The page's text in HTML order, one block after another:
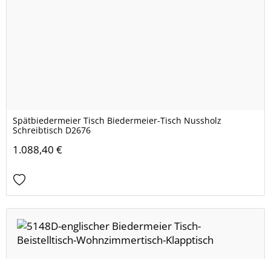
Spätbiedermeier Tisch Biedermeier-Tisch Nussholz
Schreibtisch D2676
1.088,40 €